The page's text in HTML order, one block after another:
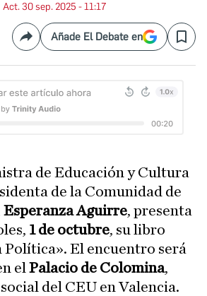
Act. 30 sep. 2025 - 11:17
CompartirAñade El Debate en Save
de Educación y Cultura
de la Comunidad de
Esperanza Aguirre, presenta
1 de octubre, su libro
Política». El encuentro será
el Palacio de Colomina,
del CEU en Valencia.